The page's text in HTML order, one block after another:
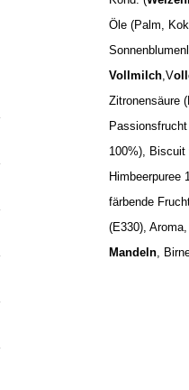
Öle (Palm,
Vollmilch,V
Zitronensäure
100%), Biscuit
Himbeerpuree
färbende
(E330),
Mandeln,